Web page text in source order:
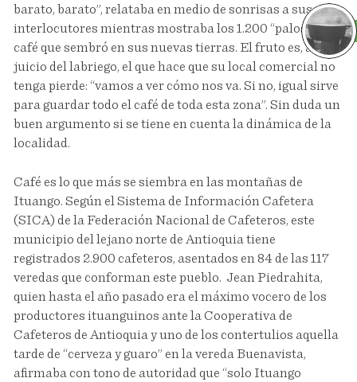
barato, barato”, relataba en medio de sonrisas a sus
interlocutores mientras mostraba los 1.200 “palos” de
café que sembró en sus nuevas tierras. El fruto es, a
juicio del labriego, el que hace que su local comercial no
tenga pierde: “vamos a ver cómo nos va. Si no, igual sirve
para guardar todo el café de toda esta zona”. Sin duda un
buen argumento si se tiene en cuenta la dinámica de la
localidad.
Café es lo que más se siembra en las montañas de
Ituango. Según el Sistema de Información Cafetera
(SICA) de la Federación Nacional de Cafeteros, este
municipio del lejano norte de Antioquia tiene
registrados 2.900 cafeteros, asentados en 84 de las 117
veredas que conforman este pueblo. Jean Piedrahita,
quien hasta el año pasado era el máximo vocero de los
productores ituanguinos ante la Cooperativa de
Cafeteros de Antioquia y uno de los contertulios aquella
tarde de “cerveza y guaro” en la vereda Buenavista,
afirmaba con tono de autoridad que “solo Ituango